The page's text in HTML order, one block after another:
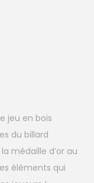
jeu en bois
du billard
médaille d’or au
éléments qui